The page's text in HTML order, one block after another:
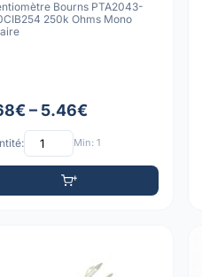
Bourns PTA2043-
250k Ohms Mono
– 5.46€
Min: 1